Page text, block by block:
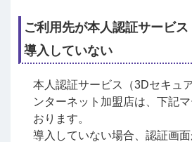
ご利用先が本人認証サービ
導入していない
本人認証サービス（3Dセキュ
ンターネット加盟店は、下記
おります。
導入していない場合、認証画面